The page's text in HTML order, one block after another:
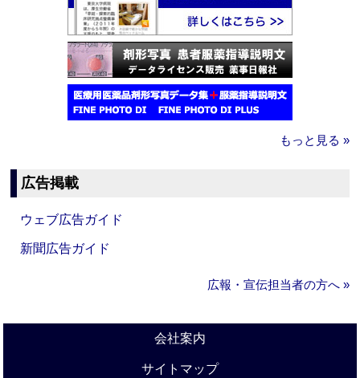
もっと見る »
広告掲載
ウェブ広告ガイド
新聞広告ガイド
広報・宣伝担当者の方へ »
会社案内
サイトマップ